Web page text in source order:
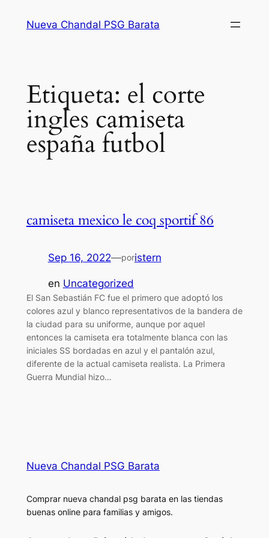
Nueva Chandal PSG Barata
Etiqueta: el corte
ingles camiseta
españa futbol
camiseta mexico le coq sportif 86
Sep 16, 2022—poristern
en Uncategorized
El San Sebastián FC fue el primero que adoptó los
colores azul y blanco representativos de la bandera de
la ciudad para su uniforme, aunque por aquel
entonces la camiseta era totalmente blanca con las
iniciales SS bordadas en azul y el pantalón azul,
diferente de la actual camiseta realista. La Primera
Guerra Mundial hizo…
Nueva Chandal PSG Barata
Comprar nueva chandal psg barata en las tiendas
buenas online para familias y amigos.